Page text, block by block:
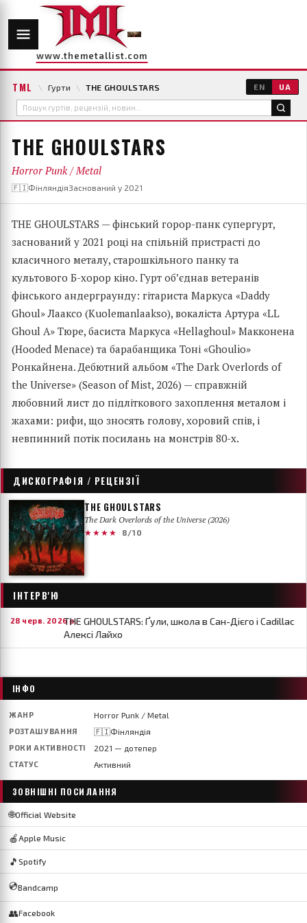
www.themetallist.com
TML \ Гурти \ THE GHOULSTARS EN UA
THE GHOULSTARS
Horror Punk / Metal
🇫🇮ФінляндіяЗаснований у 2021
THE GHOULSTARS — фінський горор-панк супергурт,
заснований у 2021 році на спільній пристрасті до
класичного металу, старошкільного панку та
культового Б-хорор кіно. Гурт об’єднав ветеранів
фінського андерграунду: гітариста Маркуса «Daddy
Ghoul» Лааксо (Kuolemanlaakso), вокаліста Артура «LL
Ghoul A» Тюре, басиста Маркуса «Hellaghoul» Макконена
(Hooded Menace) та барабанщика Тоні «Ghoulio»
Ронкайнена. Дебютний альбом «The Dark Overlords of
the Universe» (Season of Mist, 2026) — справжній
любовний лист до підліткового захоплення металом і
жахами: рифи, що зносять голову, хоровий спів, і
невпинний потік посилань на монстрів 80-х.
ДИСКОГРАФІЯ / РЕЦЕНЗІЇ
THE GHOULSTARS
The Dark Overlords of the Universe (2026)
★★★★
8/10
ІНТЕРВ'Ю
28 черв. 2026 р.THE GHOULSTARS: Ґули, школа в Сан-Дієго і Cadillac
Алексі Лайхо
ІНФО
ЖАНР Horror Punk / Metal
РОЗТАШУВАННЯ 🇫🇮Фінляндія
РОКИ АКТИВНОСТІ 2021 — дотепер
СТАТУС Активний
ЗОВНІШНІ ПОСИЛАННЯ
🌐Official Website
🍎 Apple Music
🎵 Spotify
💿Bandcamp
👥Facebook